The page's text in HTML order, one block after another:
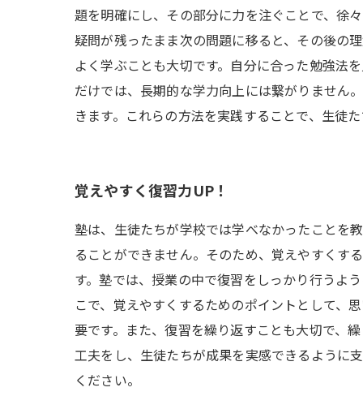
題を明確にし、その部分に力を注ぐことで、徐
疑問が残ったまま次の問題に移ると、その後の
よく学ぶことも大切です。自分に合った勉強法
だけでは、長期的な学力向上には繋がりません
きます。これらの方法を実践することで、生徒
覚えやすく復習力UP！
塾は、生徒たちが学校では学べなかったことを
ることができません。そのため、覚えやすくす
す。塾では、授業の中で復習をしっかり行うよ
こで、覚えやすくするためのポイントとして、
要です。また、復習を繰り返すことも大切で、
工夫をし、生徒たちが成果を実感できるように
ください。